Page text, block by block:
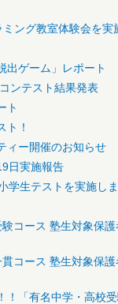
ング教室体験会を実
出ゲーム」レポート
ンテスト結果発表
ト
ト！
ィー開催のお知らせ
日実施報告
学生テストを実施し
コース 塾生対象保
コース 塾生対象保
！「有名中学・高校